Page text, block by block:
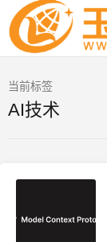
当前标签
AI技术